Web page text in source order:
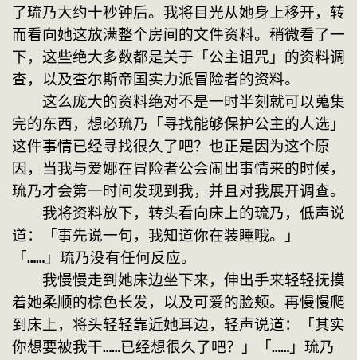
了琉乃大约十秒钟后。我将目光从她身上移开，转
而看向她这放满整个房间的文件资料。稍微看了一
下，这些绝大多数都是关于「公主诅咒」的资料调
查，以及查尔斯帝国实力派冒险者的资料。
这么庞大的资料绝对不是一时半刻就可以蒐集
完的东西，想必琉乃「寻找能够保护公主的人选」
这件事情已经寻找很久了吧？也正是因为这个原
因，当我与爱娜在冒险者公会闹出事情来的时候，
琉乃才会第一时间发现到我，并且对我展开调查。
我将资料放下，转头看向床上的琉乃，低声说
道：「事先说一句，我知道你在装睡哦。」
「……」琉乃没有任何反应。
我慢慢走到她床边坐下来，伸出手来轻轻抚摸
着她柔顺的棕色长发，以及可爱的脸颊。再慢慢爬
到床上，将头轻轻靠近她耳边，轻声说道：「其实
你想要被我干……已经想很久了吧？」「……」琉乃